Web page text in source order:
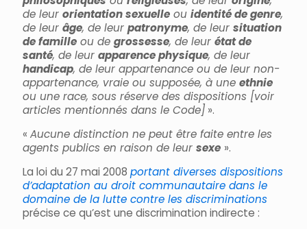
de leur orientation sexuelle ou identité de genre,
de leur âge, de leur patronyme, de leur situation
de famille ou de grossesse, de leur état de
santé, de leur apparence physique, de leur
handicap, de leur appartenance ou de leur non-
appartenance, vraie ou supposée, à une ethnie
ou une race, sous réserve des dispositions [voir
articles mentionnés dans le Code] ».
« Aucune distinction ne peut être faite entre les
agents publics en raison de leur sexe ».
La loi du 27 mai 2008 portant diverses dispositions
d’adaptation au droit communautaire dans le
domaine de la lutte contre les discriminations
précise ce qu’est une discrimination indirecte :